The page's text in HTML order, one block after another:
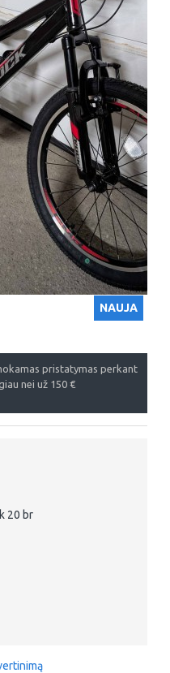
NAUJA
pristatymas perkant
nei už 150 €
20 br